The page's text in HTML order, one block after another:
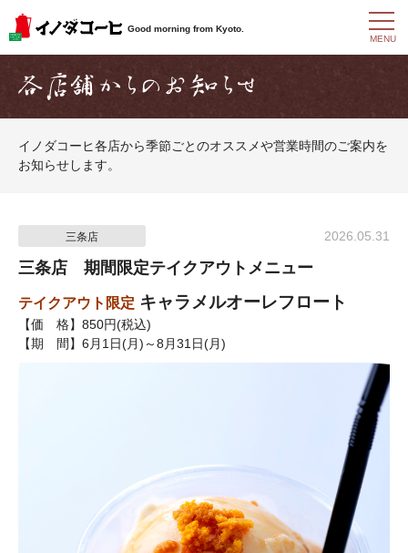
Good morning from Kyoto.
t
o
n
v
i
MENU
イノダコーヒ各店から季節ごとのオススメや営業時間のご案内を
お知らせします。
三条店 2026.05.31
三条店 期間限定テイクアウトメニュー
テイクアウト限定 キャラメルオーレフロート
【価 格】850円(税込)
【期 間】6月1日(月)～8月31日(月)